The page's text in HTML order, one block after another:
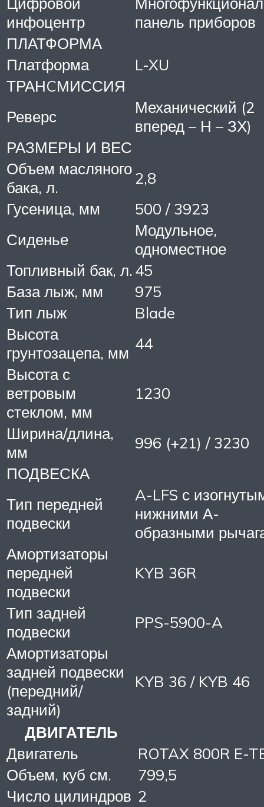
инфоцентр
панель приборов
ПЛАТФОРМА
Платформа
L-XU
ТРАНCМИССИЯ
Реверс
Механический (2
вперед – Н – ЗХ)
РАЗМЕРЫ И ВЕС
Объем масляного
бака, л.
2,8
Гусеница, мм
500 / 3923
Сиденье
Модульное,
одноместное
Топливный бак, л. 45
База лыж, мм
975
Тип лыж
Blade
Высота
грунтозацепа, мм 44
Высота с
ветровым
стеклом, мм
1230
Ширина/длина,
мм
996 (+21) / 3230
ПОДВЕСКА
Тип передней
подвески
A-LFS с
нижними А-
образными
Амортизаторы
передней
подвески
KYB 36R
Тип задней
подвески
PPS-5900-A
Амортизаторы
задней подвески
(передний/
задний)
KYB 36 / KYB 46
ДВИГАТЕЛЬ
Двигатель
ROTAX 800R E-
Объем, куб см.
799,5
Число цилиндров 2